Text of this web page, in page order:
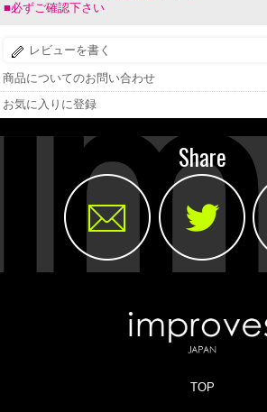
■必ずご確認下さい
レビューを書く
商品についてのお問い合わせ
お気に入りに登録
Share
TOP